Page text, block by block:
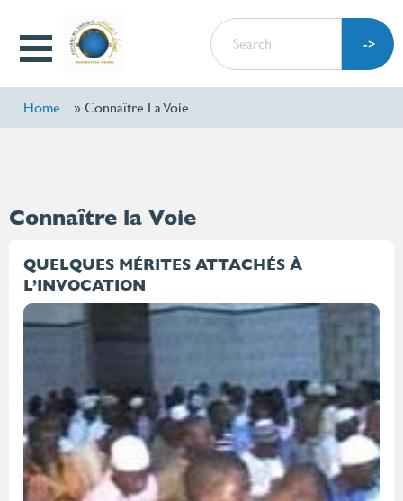
main
Open
Menu
SEARCH
Home Connaître La Voie
Connaître la Voie
QUELQUES MÉRITES ATTACHÉS À
L’INVOCATION